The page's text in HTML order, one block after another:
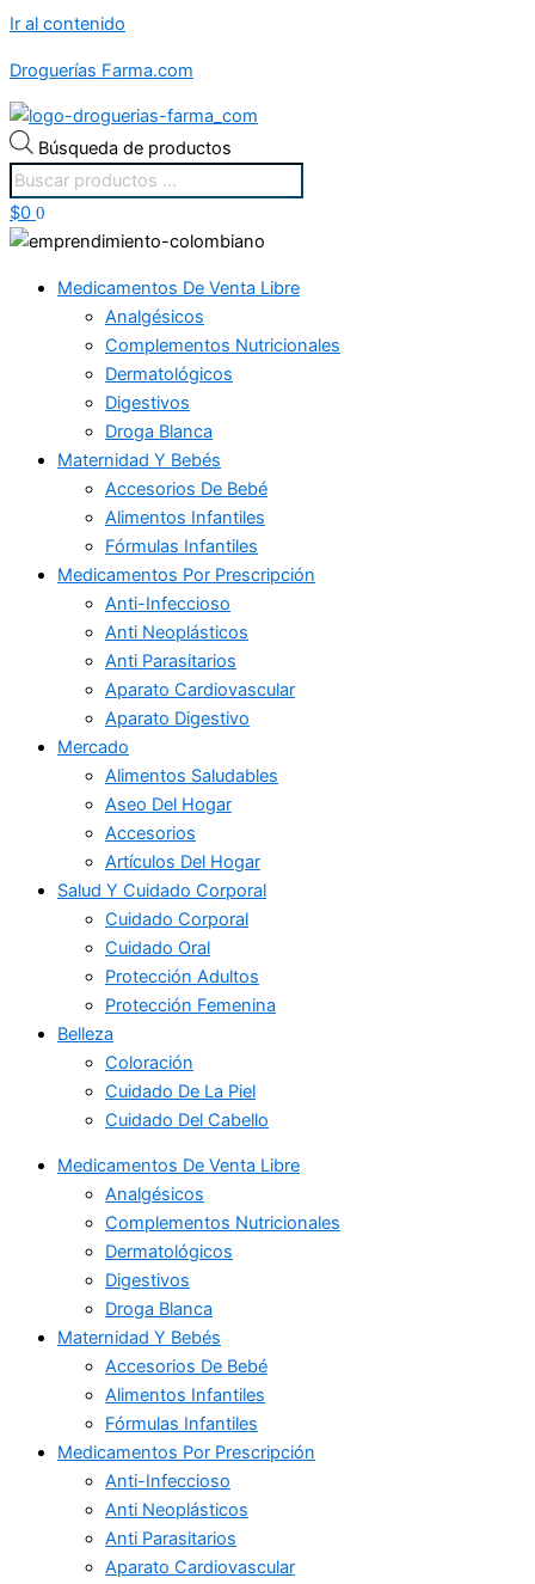
Ir al contenido
Droguerías Farma.com
Búsqueda de productos
$0 0
Medicamentos De Venta Libre
Analgésicos
Complementos Nutricionales
Dermatológicos
Digestivos
Droga Blanca
Maternidad Y Bebés
Accesorios De Bebé
Alimentos Infantiles
Fórmulas Infantiles
Medicamentos Por Prescripción
Anti-Infeccioso
Anti Neoplásticos
Anti Parasitarios
Aparato Cardiovascular
Aparato Digestivo
Mercado
Alimentos Saludables
Aseo Del Hogar
Accesorios
Artículos Del Hogar
Salud Y Cuidado Corporal
Cuidado Corporal
Cuidado Oral
Protección Adultos
Protección Femenina
Belleza
Coloración
Cuidado De La Piel
Cuidado Del Cabello
Medicamentos De Venta Libre
Analgésicos
Complementos Nutricionales
Dermatológicos
Digestivos
Droga Blanca
Maternidad Y Bebés
Accesorios De Bebé
Alimentos Infantiles
Fórmulas Infantiles
Medicamentos Por Prescripción
Anti-Infeccioso
Anti Neoplásticos
Anti Parasitarios
Aparato Cardiovascular